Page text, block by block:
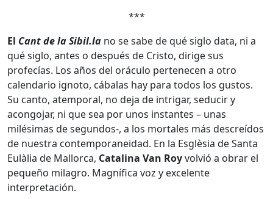
***
El Cant de la Sibil.la no se sabe de qué siglo data, ni a
qué siglo, antes o después de Cristo, dirige sus
profecías. Los años del oráculo pertenecen a otro
calendario ignoto, cábalas hay para todos los gustos.
Su canto, atemporal, no deja de intrigar, seducir y
acongojar, ni que sea por unos instantes – unas
milésimas de segundos-, a los mortales más descreídos
de nuestra contemporaneidad. En la Esglèsia de Santa
Eulàlia de Mallorca, Catalina Van Royvolvió a obrar el
pequeño milagro. Magnífica voz y excelente
interpretación.